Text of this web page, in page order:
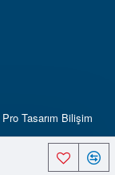
Tasarım Bilişim